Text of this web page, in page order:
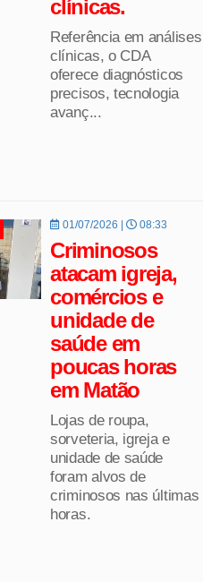
clínicas.
Referência em análises
clínicas, o CDA
oferece diagnósticos
precisos, tecnologia
avanç...
01/07/2026 | 08:33
Criminosos
atacam igreja,
comércios e
unidade de
saúde em
poucas horas
em Matão
Lojas de roupa,
sorveteria, igreja e
unidade de saúde
foram alvos de
criminosos nas últimas
horas.